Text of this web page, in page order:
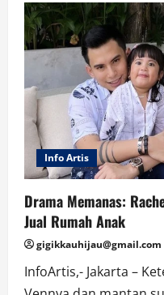
Rekaman
CCTV:
Pelajar
Wanita
Tabrak
Pesepeda
Hingga
Terlempar
Info Artis
Drama Memanas:
Jual Rumah Anak
gigikkauhijau@gmail.com
InfoArtis,- Jakarta –